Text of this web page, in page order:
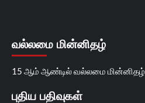
வல்லமை மின்னிதழ்
15 ஆம் ஆண்டில் வல்லமை மின்னிதழ்
புதிய பதிவுகள்